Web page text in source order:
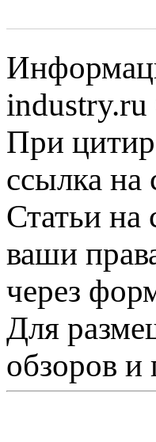
При
ссылка на
Статьи на
ваши
через
Для
обзоров и